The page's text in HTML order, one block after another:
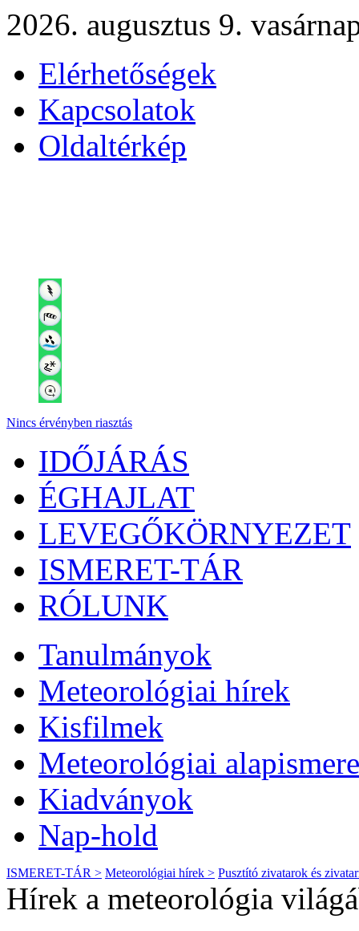
2026. augusztus 9.
Elérhetőségek
Kapcsolatok
Oldaltérkép
Nincs érvényben riasztás
IDŐJÁRÁS
ÉGHAJLAT
LEVEGŐKÖRNYEZET
ISMERET-TÁR
RÓLUNK
Tanulmányok
Meteorológiai hírek
Kisfilmek
Meteorológiai
Kiadványok
Nap-hold
ISMERET-TÁR > Meteorológiai hírek > Pusztító zivatarok és
Hírek a meteorológia